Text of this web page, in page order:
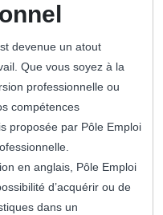
devenue un atout
Que vous soyez à la
professionnelle ou
compétences
proposée par Pôle Emploi
en anglais, Pôle Emploi
d’acquérir ou de
dans un